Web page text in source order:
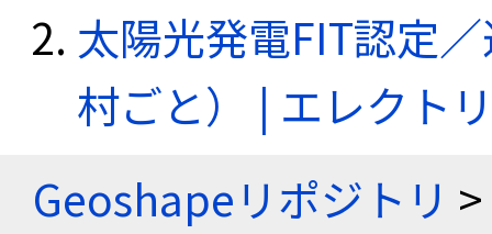
太陽光発電FIT認定
村ごと） | エレクト
Geoshapeリポジトリ >